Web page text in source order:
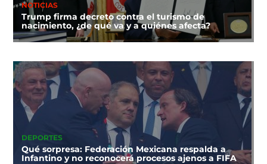
NOTICIAS
Trump firma decreto contra el turismo de
nacimiento, ¿de qué va y a quiénes afecta?
DEPORTES
Qué sorpresa: Federación Mexicana respalda a
Infantino y no reconocerá procesos ajenos a FIFA